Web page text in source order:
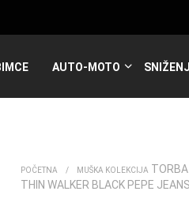
AUTO-MOTO
POČETNA / MUŠKA KOLEKCIJA
THIN WALKER BLACK PEPE JEANS